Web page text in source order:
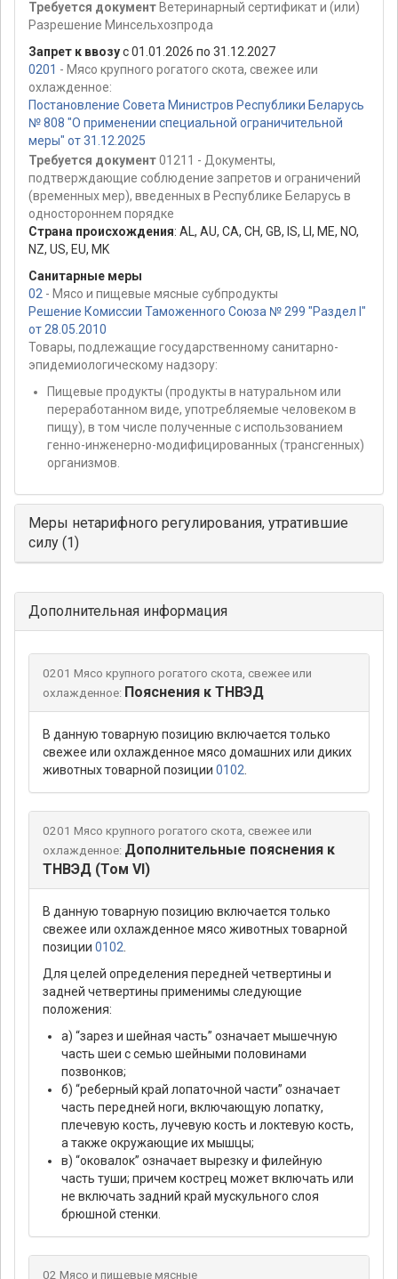
Требуется документ Ветеринарный сертификат и (или)
Разрешение Минсельхозпрода
Запрет к ввозус 01.01.2026 по 31.12.2027
0201 - Мясо крупного рогатого скота, свежее или
охлажденное:
Постановление Совета Министров Республики Беларусь
№ 808 "О применении специальной ограничительной
меры" от 31.12.2025
Требуется документ01211 - Документы,
подтверждающие соблюдение запретов и ограничений
(временных мер), введенных в Республике Беларусь в
одностороннем порядке
Страна происхождения: AL , AU, CA, CH, GB, IS, , ME, NO,
NZ, US, EU, MK
Санитарные меры
02 - Мясо и пищевые мясные субпродукты
Решение Комиссии Таможенного Союза № 299 "Раздел I"
от 28.05.2010
Товары, подлежащие государственному санитарно-
эпидемиологическому надзору:
Пищевые продукты (продукты в натуральном или
переработанном виде, употребляемые человеком в
пищу), в том числе полученные с использованием
генно-инженерно-модифицированных (трансгенных)
организмов.
Меры нетарифного регулирования, утратившие
силу (1)
Дополнительная информация
0201 Мясо крупного рогатого скота, свежее или
охлажденное: Пояснения к ТНВЭД
В данную товарную позицию включается только
свежее или охлажденное мясо домашних или диких
животных товарной позиции 0102
0201 Мясо крупного рогатого скота, свежее или
охлажденное: Дополнительные пояснения к
ТНВЭД (Том VI)
В данную товарную позицию включается только
свежее или охлажденное мясо животных товарной
позиции 0102
Для целей определения передней четвертины и
задней четвертины применимы следующие
положения:
а) “зарез и шейная часть” означает мышечную
часть шеи с семью шейными половинами
позвонков;
б) “реберный край лопаточной части” означает
часть передней ноги, включающую лопатку,
плечевую кость, лучевую кость и локтевую кость,
а также окружающие их мышцы;
в) “оковалок” означает вырезку и филейную
часть туши; причем кострец может включать или
не включать задний край мускульного слоя
брюшной стенки.
02 Мясо и пищевые мясные